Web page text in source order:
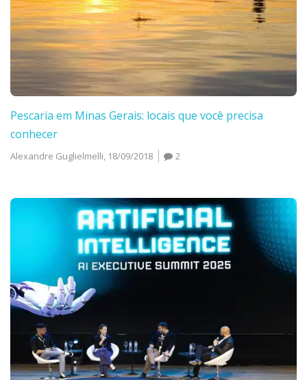
Pescaria em Minas Gerais: locais que você precisa
conhecer
Alexandre Guglielmelli, 18/09/2018 2